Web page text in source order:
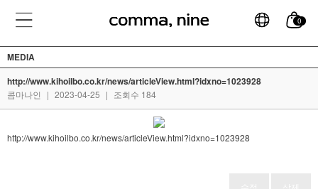
0
MEDIA
http://www.kihoilbo.co.kr/news/articleView.html?idxno=1023928
콤마나인 | 2023-04-25 | 조회수 184
http://www.kihoilbo.co.kr/news/articleView.html?idxno=1023928